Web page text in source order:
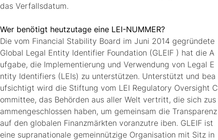
das Verfallsdatum.
Wer benötigt heutzutage eine LEI-NUMMER?
Die vom Financial Stability Board im Juni 2014 gegründete
Global Legal Entity Identifier Foundation (GLEIF ) hat die A
ufgabe, die Implementierung und Verwendung von Legal E
ntity Identifiers (LEIs) zu unterstützen. Unterstützt und bea
ufsichtigt wird die Stiftung vom LEI Regulatory Oversight C
ommittee, das Behörden aus aller Welt vertritt, die sich zus
ammengeschlossen haben, um gemeinsam die Transparenz
auf den globalen Finanzmärkten voranzutre iben. GLEIF ist
eine supranationale gemeinnützige Organisation mit Sitz in